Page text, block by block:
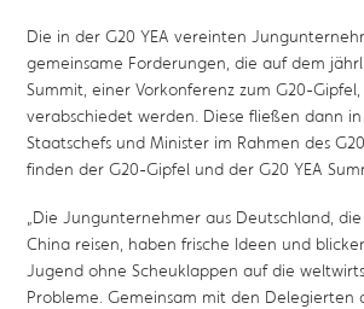
Die in der G20 YEA vereinten
gemeinsame Forderungen, die auf dem
Summit, einer Vorkonferenz zum G20-
verabschiedet werden. Diese fließen dann
Staatschefs und Minister im Rahmen des
finden der G20-Gipfel und der G20 YEA
„Die Jungunternehmer aus Deutschland,
China reisen, haben frische Ideen und
Jugend ohne Scheuklappen auf die
Probleme. Gemeinsam mit den Delegierten